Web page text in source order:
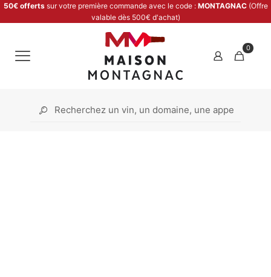
50€ offertssur votre première commande avec le code : MONTAGNAC (Offre
valable dès 500€ d'achat)
0